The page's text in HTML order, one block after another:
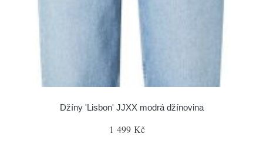
Džíny 'Lisbon' JJXX modrá džínovina
1 499 Kč